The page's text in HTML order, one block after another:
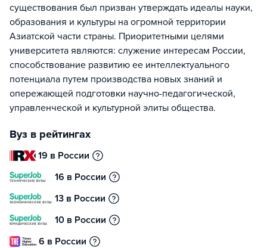
существования был призван утверждать идеалы науки,
образования и культуры на огромной территории
Азиатской части страны. Приоритетными целями
университета являются: служение интересам России,
способствование развитию ее интеллектуального
потенциала путем производства новых знаний и
опережающей подготовки научно-педагогической,
управленческой и культурной элиты общества.
Вуз в рейтингах
19 в России
16 в России
13 в России
10 в России
6 в России